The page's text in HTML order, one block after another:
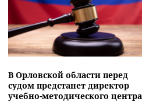
В Орловской области перед
судом предстанет директор
учебно-методического центра